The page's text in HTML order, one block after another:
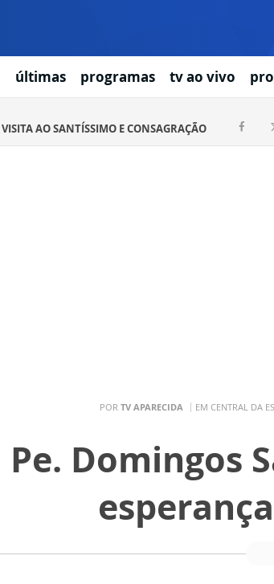
últimas programas tv ao vivo
VISITA AO SANTÍSSIMO E CONSAGRAÇÃO
POR TV APARECIDA EM CENTRAL DA
Pe. Domingos